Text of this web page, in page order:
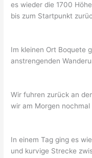
es wieder die 1700
bis zum Startpunkt
Im kleinen Ort Boquete
anstrengenden
Wir fuhren zurück an
wir am Morgen
In einem Tag ging es
und kurvige Strecke